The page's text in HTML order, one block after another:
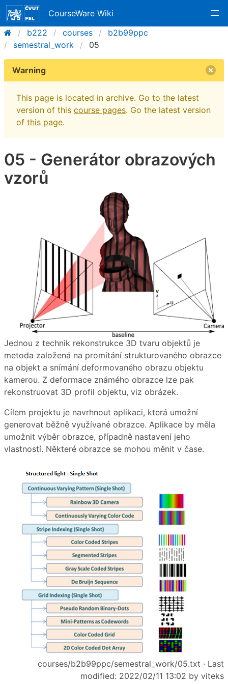
CourseWare Wiki
b222
courses
b2b99ppc
semestral_work
05
Warning
This page is located in archive. Go to the latest
version of this course pages. Go the latest version
of this page.
05 - Generátor obrazových
vzorů
Jednou z technik rekonstrukce 3D tvaru objektů je
metoda založená na promítání strukturovaného obrazce
na objekt a snímání deformovaného obrazu objektu
kamerou. Z deformace známého obrazce lze pak
rekonstruovat 3D profil objektu, viz obrázek.
Cílem projektu je navrhnout aplikaci, která umožní
generovat běžně využívané obrazce. Aplikace by měla
umožnit výběr obrazce, případně nastavení jeho
vlastností. Některé obrazce se mohou měnit v čase.
courses/b2b99ppc/semestral_work/05.txt · Last
modified: 2022/02/11 13:02 by viteks